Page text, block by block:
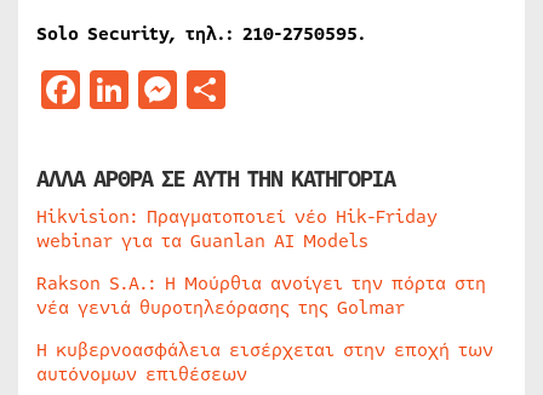
Solo Security, τηλ.: 210-2750595.
Facebook
LinkedIn
Messenger
ΑΛΛΑ ΑΡΘΡΑ ΣΕ ΑΥΤΗ ΤΗΝ ΚΑΤΗΓΟΡΙΑ
Hikvision: Πραγματοποιεί νέο Hik-Friday
webinar για τα Guanlan AI Models
Rakson S.A.: Η Μούρθια ανοίγει την πόρτα στη
νέα γενιά θυροτηλεόρασης της Golmar
Η κυβερνοασφάλεια εισέρχεται στην εποχή των
αυτόνομων επιθέσεων